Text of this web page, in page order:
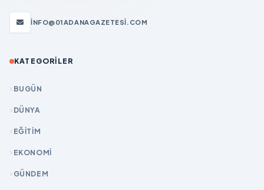
INFO@01ADANAGAZETESI.COM
KATEGORILER
BUGÜN
DÜNYA
EĞİTİM
EKONOMİ
GÜNDEM